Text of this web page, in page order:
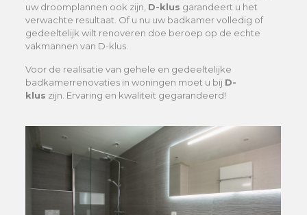
uw droomplannen ook zijn, D-klus garandeert u het
verwachte resultaat. Of u nu uw badkamer volledig of
gedeeltelijk wilt renoveren doe beroep op de echte
vakmannen van D-klus.
Voor de realisatie van gehele en gedeeltelijke
badkamerrenovaties in woningen moet u bij D-
klus zijn. Ervaring en kwaliteit gegarandeerd!